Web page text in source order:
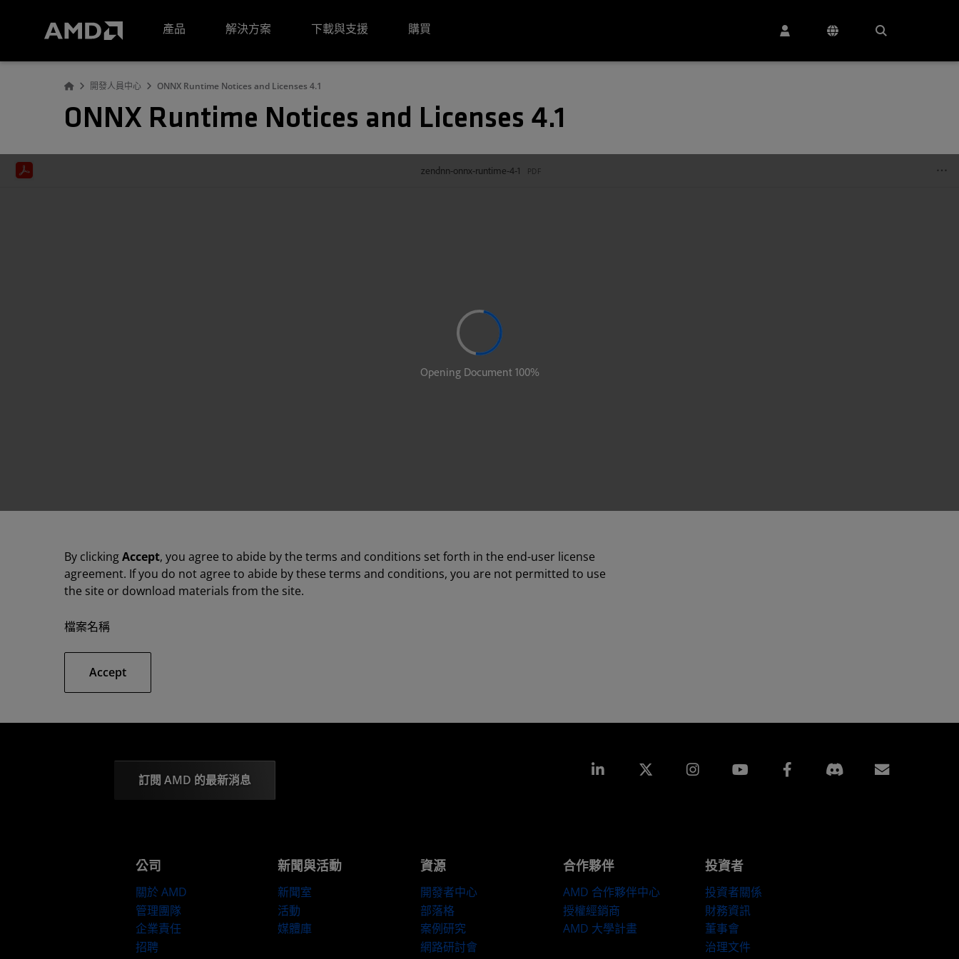
產品
解決方案 下載與支援 購買
開發人員中心 ONNX Runtime Notices and Licenses 4.1
ONNX Runtime Notices and Licenses 4.1
By clickingAccept, you agree to abide by the terms and conditions set forth in the end-user license
agreement. If you do not agree to abide by these terms and conditions, you are not permitted to use
the site or download materials from the site.
檔案名稱
Accept
訂閱 AMD 的最新消息
Linkedin Instagram Facebook
公司
關於 AMD
管理團隊
企業責任
招聘
新聞與活動
新聞室
活動
媒體庫
資源
開發者中心
部落格
案例研究
網路研討會
合作夥伴
AMD 合作夥伴中心
授權經銷商
AMD 大學計畫
投資者
投資者關係
財務資訊
董事會
治理文件